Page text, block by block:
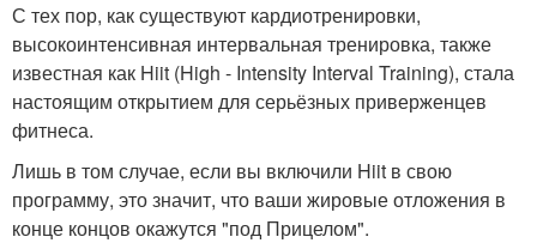
С тех пор, как существуют кардиотренировки,
высокоинтенсивная интервальная тренировка, также
известная как Hiit (High - Intensity Interval Training), стала
настоящим открытием для серьёзных приверженцев
фитнеса.
Лишь в том случае, если вы включили Hiit в свою
программу, это значит, что ваши жировые отложения в
конце концов окажутся "под Прицелом".